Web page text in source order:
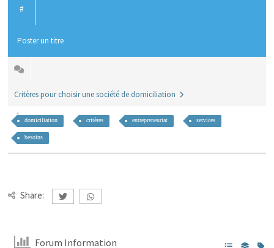
#
Poster un titre
Critères pour choisir une société de domiciliation
domiciliation critères entrepreneuriat services
besoins
Share:
Forum Information